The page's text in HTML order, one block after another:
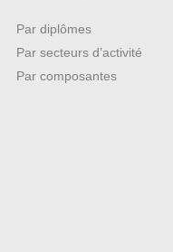
Par diplômes
Par secteurs d’activité
Par composantes